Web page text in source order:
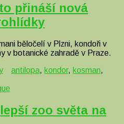
přináší nová
běločelí v Plzni, kondoři v
v botanické zahradě v Praze.
antilopa, kondor, kosman,
zoo světa na